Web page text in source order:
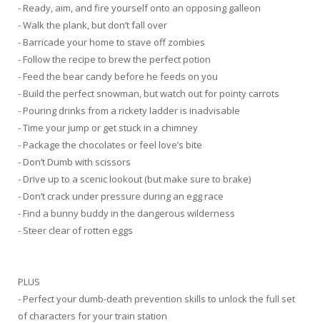
- Ready, aim, and fire yourself onto an opposing galleon
- Walk the plank, but don’t fall over
- Barricade your home to stave off zombies
- Follow the recipe to brew the perfect potion
- Feed the bear candy before he feeds on you
- Build the perfect snowman, but watch out for pointy carrots
- Pouring drinks from a rickety ladder is inadvisable
- Time your jump or get stuck in a chimney
- Package the chocolates or feel love’s bite
- Don’t Dumb with scissors
- Drive up to a scenic lookout (but make sure to brake)
- Don’t crack under pressure during an egg race
- Find a bunny buddy in the dangerous wilderness
- Steer clear of rotten eggs
PLUS
- Perfect your dumb-death prevention skills to unlock the full set
of characters for your train station